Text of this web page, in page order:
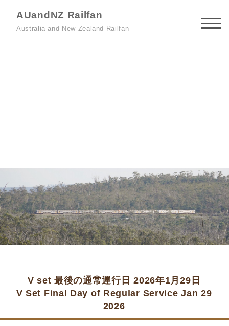
AUandNZ Railfan
Australia and New Zealand Railfan
V set 最後の通常運行日 2026年1月29日
V Set Final Day of Regular Service Jan 29
2026